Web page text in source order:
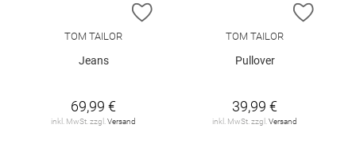
ZUR WUNSCHLISTE HINZUFÜGEN
TOM TAILOR
Jeans
69,99 €
inkl. MwSt. zzgl. Versand
ZUR
TOM TAILOR
Pullover
39,99 €
inkl. MwSt. zzgl. Versand